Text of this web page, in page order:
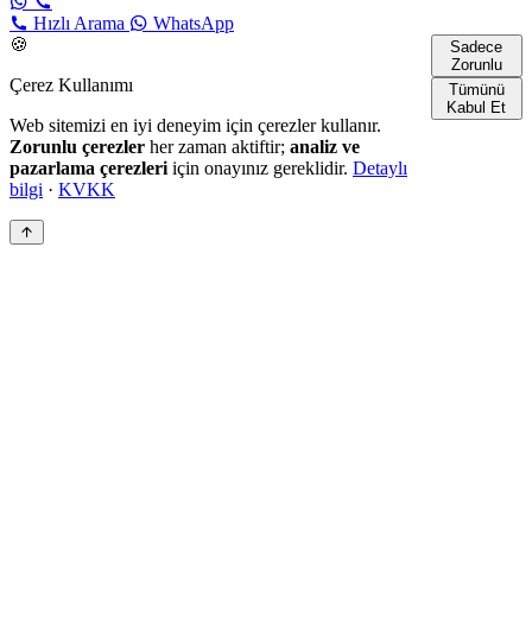
Hızlı Arama
WhatsApp
🍪
Çerez Kullanımı
Web sitemizi en iyi deneyim için çerezler kullanır.
Zorunlu çerezler her zaman aktiftir; analiz ve
pazarlama çerezleri için onayınız gereklidir. Detaylı
bilgi · KVKK
Sadece
Zorunlu
Tümünü
Kabul Et